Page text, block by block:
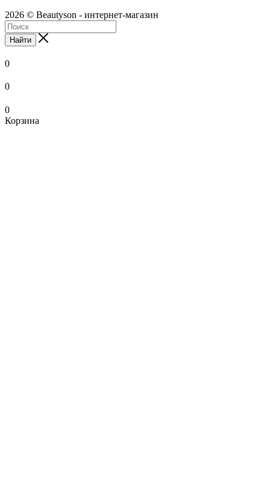
2026 © Beautyson - интернет-магазин
Найти
0
0
0
Корзина